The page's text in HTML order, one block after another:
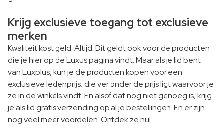
Krijg exclusieve toegang tot exclusieve
merken
Kwaliteit kost geld. Altijd. Dit geldt ook voor de producten
die je hier op de Luxus pagina vindt. Maar als je lid bent
van Luxplus, kun je de producten kopen voor een
exclusieve ledenprijs, die ver onder de prijs ligt waarvoor je
ze in de winkels vindt. En alsof dat nog niet genoeg is, krijg
je als lid gratis verzending op al je bestellingen. En er zijn
nog veel meer voordelen. Ontdek ze nu!